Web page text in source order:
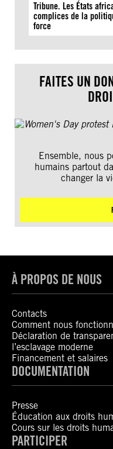
Tribune. Les États
complices de la
force
FAITES UN
Ensemble, nous
humains partout
changer la
À PROPOS DE NOUS
Contacts
Comment nous
Déclaration de
l’esclavage moderne
Financement et salaires
DOCUMENTATION
Presse
Éducation aux droits
Cours sur les droits
PARTICIPER